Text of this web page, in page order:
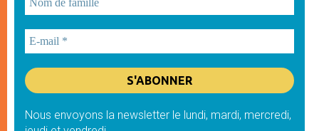
Nous envoyons la newsletter le lundi, mardi, mercredi,